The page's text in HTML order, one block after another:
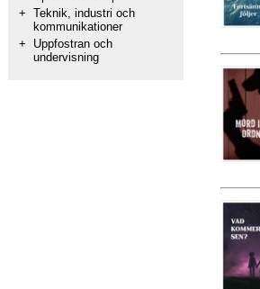
+ Teknik, industri och
kommunikationer
+
Uppfostran och
undervisning